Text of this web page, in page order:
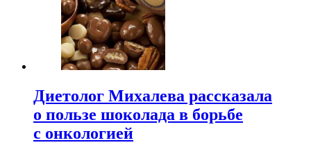
Диетолог Михалева рассказала
о пользе шоколада в борьбе
с онкологией